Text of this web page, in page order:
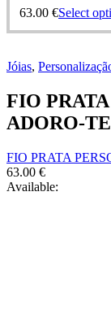
63.00 €Select
Jóias,
FIO
ADORO-
FIO PRATA
63.00 €
Available: